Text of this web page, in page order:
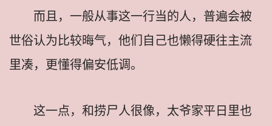
而且，一般从事这一行当的人，普遍会被
世俗认为比较晦气，他们自己也懒得硬往主流
里凑，更懂得偏安低调。
这一点，和捞尸人很像，太爷家平日里也